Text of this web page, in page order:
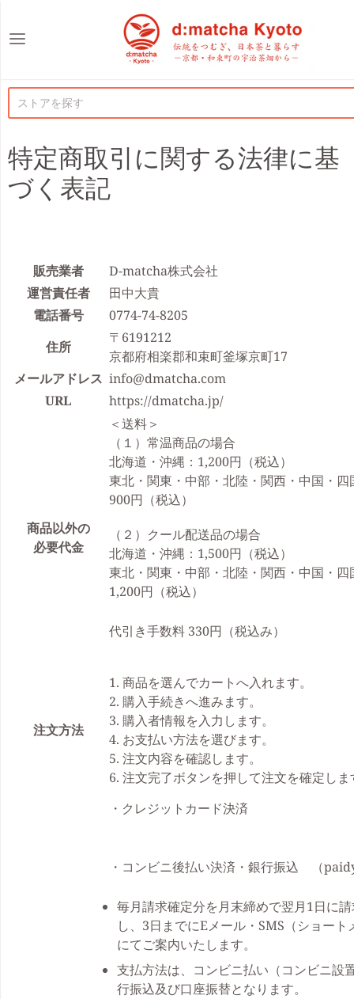
d:matcha Japan
特定商取引に関する法律に基
づく表記
販売業者
D-matcha株式会社
運営責任者
田中大貴
電話番号
0774-74-8205
住所
〒6191212
京都府相楽郡和束町釜塚京町17
メールアドレス info@dmatcha.com
URL
https://dmatcha.jp/
商品以外の
必要代金
＜送料＞
（１）常温商品の場合
北海道・沖縄：1,200円（税込）
東北・関東・中部・北陸・関西・中国・四
900円（税込）
（２）クール配送品の場合
北海道・沖縄：1,500円（税込）
東北・関東・中部・北陸・関西・中国・四
1,200円（税込）
代引き手数料 330円（税込み）
注文方法
1. 商品を選んでカートへ入れます。
2. 購入手続きへ進みます。
3. 購入者情報を入力します。
4. お支払い方法を選びます。
5. 注文内容を確認します。
6. 注文完了ボタンを押して注文を確定しま
・クレジットカード決済
・コンビニ後払い決済・銀行振込 （
毎月請求確定分を月末締めで翌月1日に
し、3日までにEメール・SMS（ショート
にてご案内いたします。
支払方法は、コンビニ払い（コンビニ設
行振込及び口座振替となります。